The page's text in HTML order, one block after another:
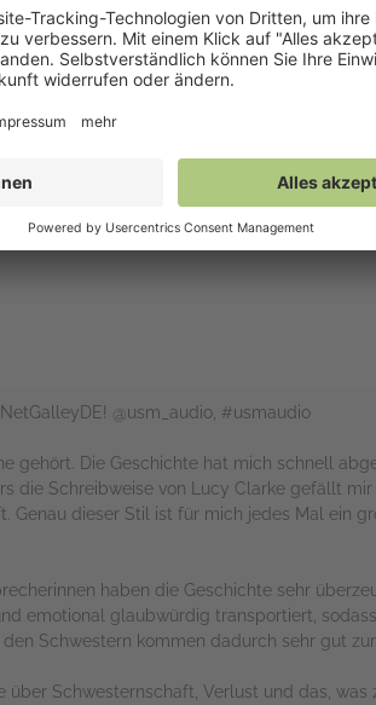
so viel Leben, Gefühl und Tiefe ein,
können. Und genau das macht das
und atmosphärisch dichter Roman,
Charaktere miteinander zu verbinden.
@usm_audio, #usmaudio
gehört. Die Geschichte hat mich schnell
die Schreibweise von Lucy Clarke gefällt
Genau dieser Stil ist für mich jedes Mal ein
haben die Geschichte sehr
emotional glaubwürdig transportiert,
Schwestern kommen dadurch sehr gut zur
über Schwesternschaft, Verlust und das,